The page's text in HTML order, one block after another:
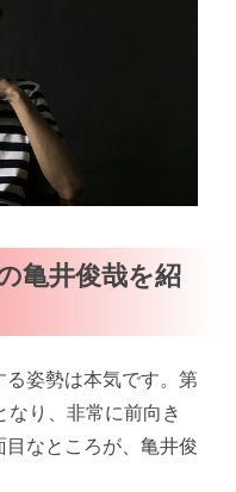
亀井俊哉を紹
姿勢は本気です。第
なり、非常に前向き
なところが、亀井俊